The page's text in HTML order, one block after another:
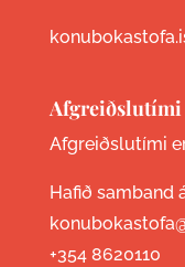
Afgreiðslutími
Afgreiðslutími
Hafið samband
+354 8620110